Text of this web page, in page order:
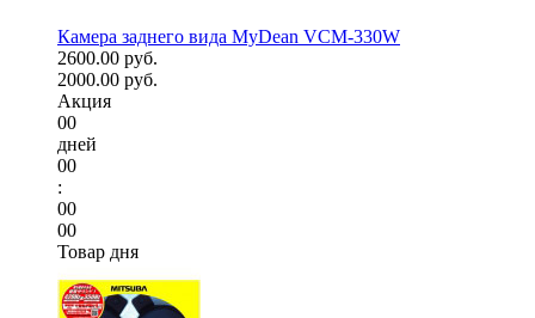
Камера заднего вида MyDean VCM-330W
2600.00 руб.
2000.00 руб.
Акция
00
дней
00
:
00
00
Товар дня